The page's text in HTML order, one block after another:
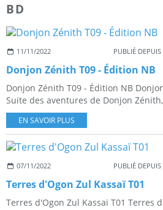
BD
11/11/2022 PUBLIÉ
Donjon Zénith T09 - Édition NB
Donjon Zénith T09 - Édition NB
Suite des aventures de Donjon
EN SAVOIR PLUS
07/11/2022 PUBLIÉ
Terres d'Ogon Zul Kassaï T01
Terres d'Ogon Zul Kassaï T01 Terres